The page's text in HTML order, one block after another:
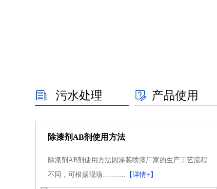
污水处理 产品使用
除漆剂AB剂使用方法
除漆剂AB剂使用方法因涂装喷漆厂家的生产工艺流程
不同，可根据现场............ 【详情+】